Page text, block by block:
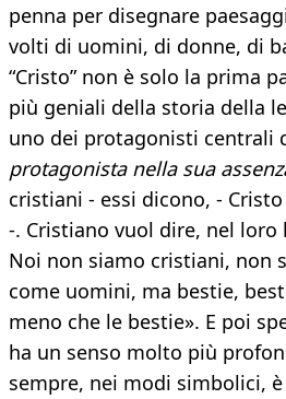
penna per disegnare
volti di uomini, di donne, di
“Cristo” non è solo la prima
più geniali della storia della
uno dei protagonisti centrali
protagonista nella sua
cristiani - essi dicono, -
-. Cristiano vuol dire, nel
Noi non siamo cristiani, non
come uomini, ma bestie,
meno che le bestie». E poi
ha un senso molto più
sempre, nei modi simbolici,